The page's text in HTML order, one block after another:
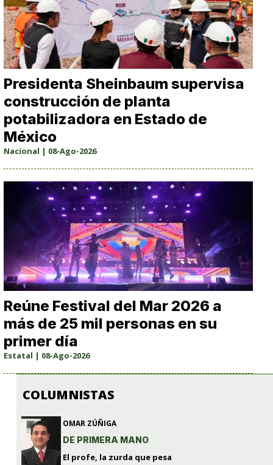
Presidenta Sheinbaum supervisa
construcción de planta
potabilizadora en Estado de
México
Nacional | 08-Ago-2026
Reúne Festival del Mar 2026 a
más de 25 mil personas en su
primer día
Estatal | 08-Ago-2026
COLUMNISTAS
OMAR ZÚÑIGA
DE PRIMERA MANO
El profe, la zurda que pesa